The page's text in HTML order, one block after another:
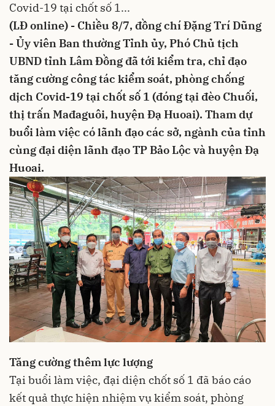
Covid-19 tại chốt số 1...
(LĐ online) - Chiều 8/7, đồng chí Đặng Trí Dũng
- Ủy viên Ban thường Tỉnh ủy, Phó Chủ tịch
UBND tỉnh Lâm Đồng đã tới kiểm tra, chỉ đạo
tăng cường công tác kiểm soát, phòng chống
dịch Covid-19 tại chốt số 1 (đóng tại đèo Chuối,
thị trấn Mađaguôi, huyện Đạ Huoai). Tham dự
buổi làm việc có lãnh đạo các sở, ngành của tỉnh
cùng đại diện lãnh đạo TP Bảo Lộc và huyện Đạ
Huoai.
Tăng cường thêm lực lượng
Tại buổi làm việc, đại diện chốt số 1 đã báo cáo
kết quả thực hiện nhiệm vụ kiểm soát, phòng